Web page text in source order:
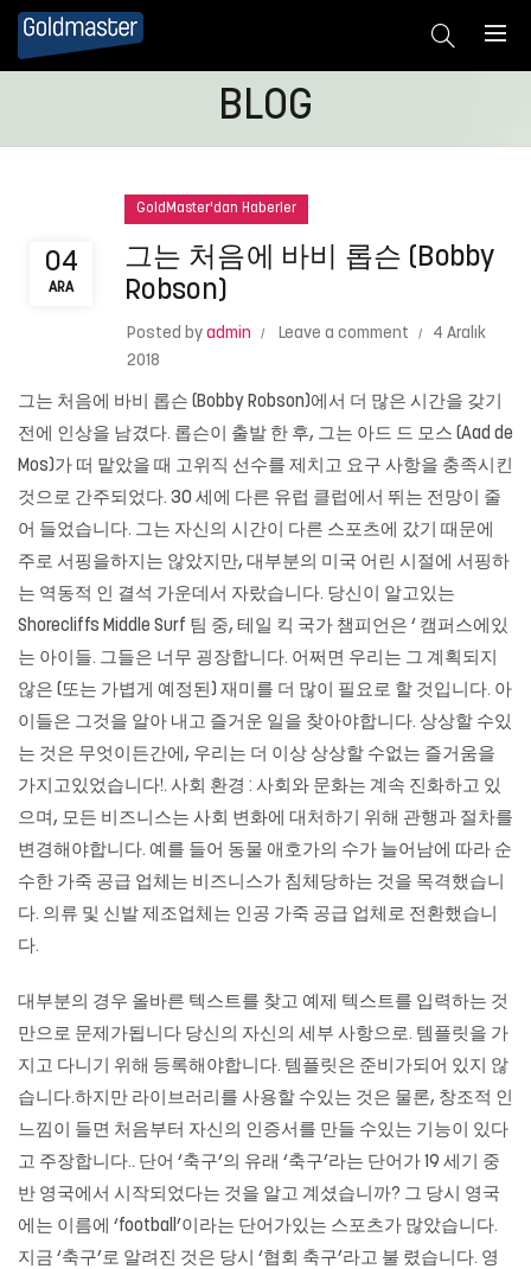
BLOG
04
ARA
GoldMaster'dan Haberler
그는 처음에 바비 롭슨 (Bobby
Robson)
Posted by admin Leave a comment
4 Aralık
2018
그는 처음에 바비 롭슨 (Bobby Robson)에서 더 많은 시간을 갖기
전에 인상을 남겼다. 롭슨이 출발 한 후, 그는 아드 드 모스 (Aad de
Mos)가 떠 맡았을 때 고위직 선수를 제치고 요구 사항을 충족시킨
것으로 간주되었다. 30 세에 다른 유럽 클럽에서 뛰는 전망이 줄
어 들었습니다. 그는 자신의 시간이 다른 스포츠에 갔기 때문에
주로 서핑을하지는 않았지만, 대부분의 미국 어린 시절에 서핑하
는 역동적 인 결석 가운데서 자랐습니다. 당신이 알고있는
Shorecliffs Middle Surf 팀 중, 테일 킥 국가 챔피언은 ‘ 캠퍼스에있
는 아이들. 그들은 너무 굉장합니다. 어쩌면 우리는 그 계획되지
않은 (또는 가볍게 예정된) 재미를 더 많이 필요로 할 것입니다. 아
이들은 그것을 알아 내고 즐거운 일을 찾아야합니다. 상상할 수있
는 것은 무엇이든간에, 우리는 더 이상 상상할 수없는 즐거움을
가지고있었습니다!. 사회 환경 : 사회와 문화는 계속 진화하고 있
으며, 모든 비즈니스는 사회 변화에 대처하기 위해 관행과 절차를
변경해야합니다. 예를 들어 동물 애호가의 수가 늘어남에 따라 순
수한 가죽 공급 업체는 비즈니스가 침체당하는 것을 목격했습니
다. 의류 및 신발 제조업체는 인공 가죽 공급 업체로 전환했습니
다.
대부분의 경우 올바른 텍스트를 찾고 예제 텍스트를 입력하는 것
만으로 문제가됩니다 당신의 자신의 세부 사항으로. 템플릿을 가
지고 다니기 위해 등록해야합니다. 템플릿은 준비가되어 있지 않
습니다.하지만 라이브러리를 사용할 수있는 것은 물론, 창조적 인
느낌이 들면 처음부터 자신의 인증서를 만들 수있는 기능이 있다
고 주장합니다.. 단어 ‘축구’의 유래 ‘축구’라는 단어가 19 세기 중
반 영국에서 시작되었다는 것을 알고 계셨습니까? 그 당시 영국
에는 이름에 ‘football’이라는 단어가있는 스포츠가 많았습니다.
지금 ‘축구’로 알려진 것은 당시 ‘협회 축구’라고 불 렸습니다. 영